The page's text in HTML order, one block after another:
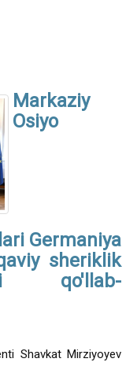
Markaziy
Osiyo
Germaniya
sheriklik
qo'llab-
Shavkat Mirziyoyev